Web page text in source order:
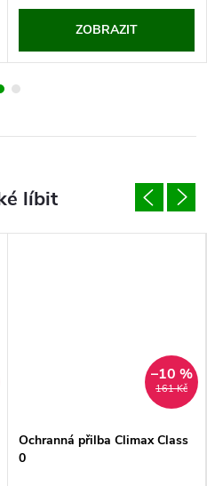
ZOBRAZIT
161 Kč
–10 %
Ochranná přilba Climax Class
0